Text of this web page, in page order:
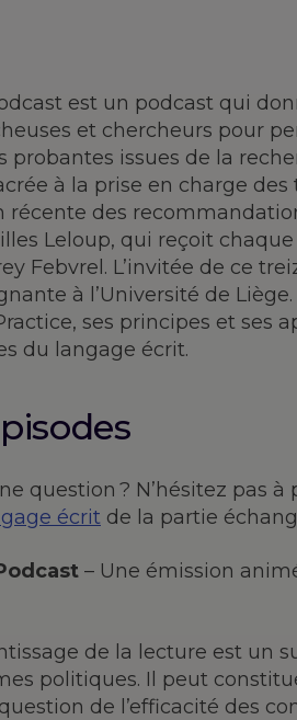
est un podcast qui
et chercheurs pour
probantes issues de la
à la prise en charge
récente des
Leloup, qui reçoit
Febvrel. L’invitée de ce
à l’Université de
ses principes et ses
du langage écrit.
question ? N’hésitez pas
écrit de la partie
– Une émission
de la lecture est un
politiques. Il peut
de l’efficacité des